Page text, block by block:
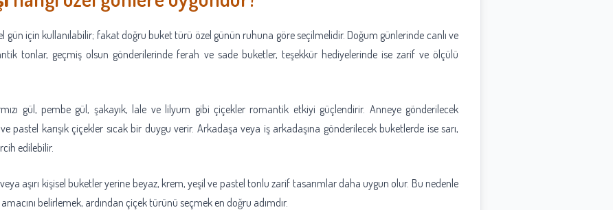
gün için kullanılabilir; fakat doğru buket türü özel günün ruhuna göre seçilmelidir. Doğum günlerinde canlı ve
tonlar, geçmiş olsun gönderilerinde ferah ve sade buketler, teşekkür hediyelerinde ise zarif ve ölçülü
gül, pembe gül, şakayık, lale ve lilyum gibi çiçekler romantik etkiyi güçlendirir. Anneye gönderilecek
pastel karışık çiçekler sıcak bir duygu verir. Arkadaşa veya iş arkadaşına gönderilecek buketlerde ise sarı,
edilebilir.
aşırı kişisel buketler yerine beyaz, krem, yeşil ve pastel tonlu zarif tasarımlar daha uygun olur. Bu nedenle
belirlemek, ardından çiçek türünü seçmek en doğru adımdır.